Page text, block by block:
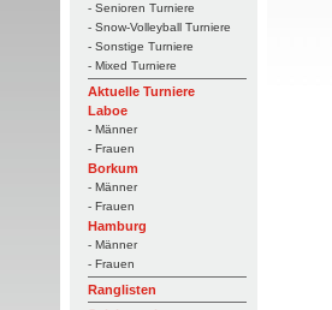
- Senioren Turniere
- Snow-Volleyball Turniere
- Sonstige Turniere
- Mixed Turniere
Aktuelle Turniere
Laboe
- Männer
- Frauen
Borkum
- Männer
- Frauen
Hamburg
- Männer
- Frauen
Ranglisten